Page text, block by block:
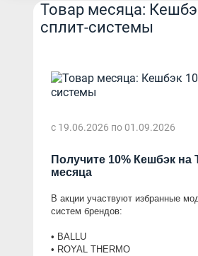
Товар месяца:
сплит-системы
с 19.06.2026 по 01.09.2026
Получите 10% Кешбэк на
месяца
В акции участвуют избранные
систем брендов:
• BALLU
• ROYAL THERMO